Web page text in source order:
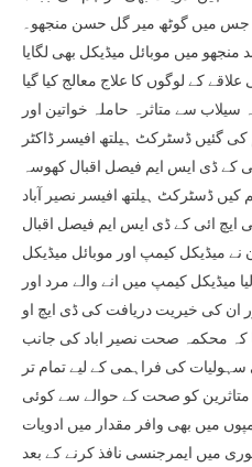
میں گوٹھ میر گل حسن منجھو۔
میں موبائل میڈیکل بھی لگایا
کے لوگوں کا علاج معالج کیا گیا
سے متاثرہ حاملہ خواتین اور
گئیں ڈسٹرکٹ ہیلتھ افیسر ڈاکٹر
ڈی ایس ایم فیصل اقبال کھوسہ
ڈسٹرکٹ ہیلتھ افیسر نصیر آباد
ائی کے ڈی ایس ایم فیصل اقبال
میڈیکل کیمپ اور موبائل میڈیکل
میڈیکل کیمپ میں انے والے مرد اور
ان کی خیریت دریافت کی ڈی ایچ او
محکمہ صحت نصیر اباد کی جانب
کی فراہمی کے لیے تمام تر
متاثرین کو صحت کے حوالے سے کوئی
میں بھی وافر مقدار میں ادویات
میں ایمرجنسی نافذ کرنے کے بعد